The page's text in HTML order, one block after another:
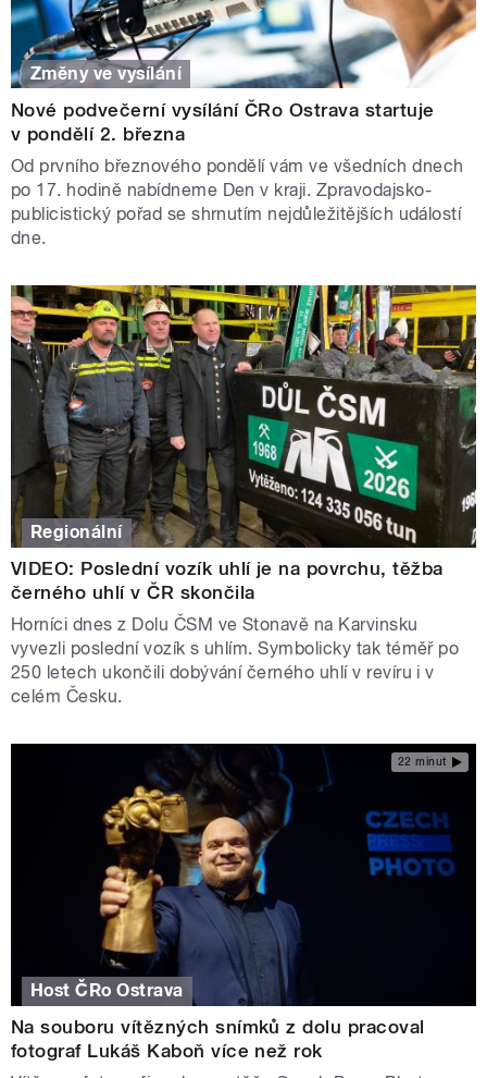
Změny ve vysílání
Nové podvečerní vysílání ČRo Ostrava startuje
v pondělí 2. března
Od prvního březnového pondělí vám ve všedních dnech
po 17. hodině nabídneme Den v kraji. Zpravodajsko-
publicistický pořad se shrnutím nejdůležitějších událostí
dne.
Regionální
VIDEO: Poslední vozík uhlí je na povrchu, těžba
černého uhlí v ČR skončila
Horníci dnes z Dolu ČSM ve Stonavě na Karvinsku
vyvezli poslední vozík s uhlím. Symbolicky tak téměř po
250 letech ukončili dobývání černého uhlí v revíru i v
celém Česku.
22 minut
Host ČRo Ostrava
Na souboru vítězných snímků z dolu pracoval
fotograf Lukáš Kaboň více než rok